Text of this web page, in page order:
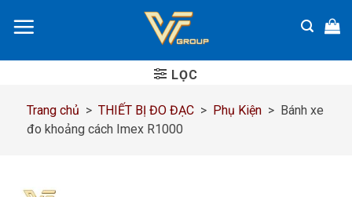
đến
dung
LỌC
Trang chủ > THIẾT BỊ ĐO ĐẠC > Phụ Kiện > Bánh xe
đo khoảng cách Imex R1000